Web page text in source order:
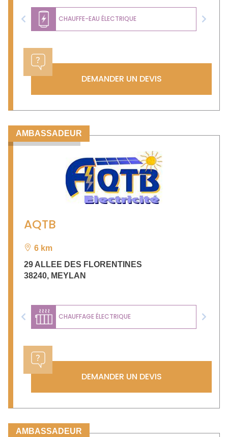
CHAUFFE-EAU ÉLECTRIQUE
Previous Next
DEMANDER UN DEVIS
AMBASSADEUR
AQTB
6 km
29 ALLEE DES FLORENTINES
38240, MEYLAN
CHAUFFAGE ÉLECTRIQUE
Previous Next
DEMANDER UN DEVIS
AMBASSADEUR